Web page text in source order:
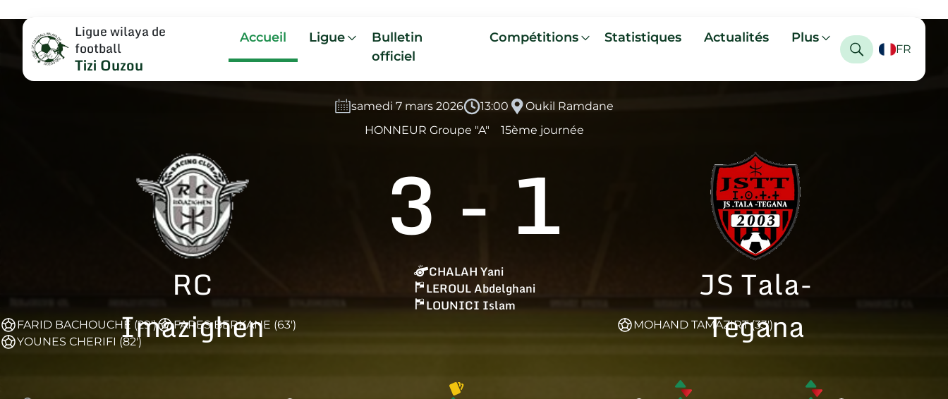
Ligue wilaya de
football
Tizi Ouzou
Accueil Ligue
Bulletin
officiel
Compétitions Statistiques Actualités Plus
FR
samedi 7 mars 2026 13:00
Oukil Ramdane
HONNEUR Groupe "A"
15ème journée
RC
Imazighen
3 - 1
CHALAH Yani
LEROUL Abdelghani
LOUNICI Islam
JS Tala-
Tegana
FARID BACHOUCHE (29')
FARES BERKANE (63')
YOUNES CHERIFI (82')
MOHAND TAMAZIRT (33')